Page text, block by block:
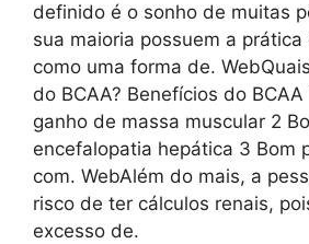
definido é o sonho de muitas
sua maioria possuem a prática
como uma forma de.
do BCAA? Benefícios do
ganho de massa muscular 2
encefalopatia hepática 3 Bom
com. WebAlém do mais, a
risco de ter cálculos renais,
excesso de.